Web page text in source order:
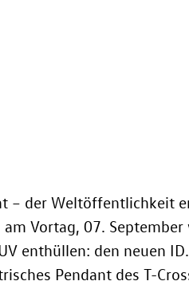
– der Weltöffentlichkeit
Vortag, 07.
enthüllen: den neuen
Pendant des T-